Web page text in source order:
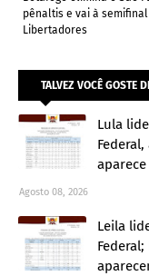
pênaltis e vai à semifinal
Libertadores
TALVEZ VOCÊ GOSTE
Lula
Agosto 08, 2026
Leila